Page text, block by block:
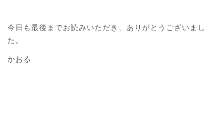
今日も最後までお読みいただき、ありがとうございまし
た。
かおる